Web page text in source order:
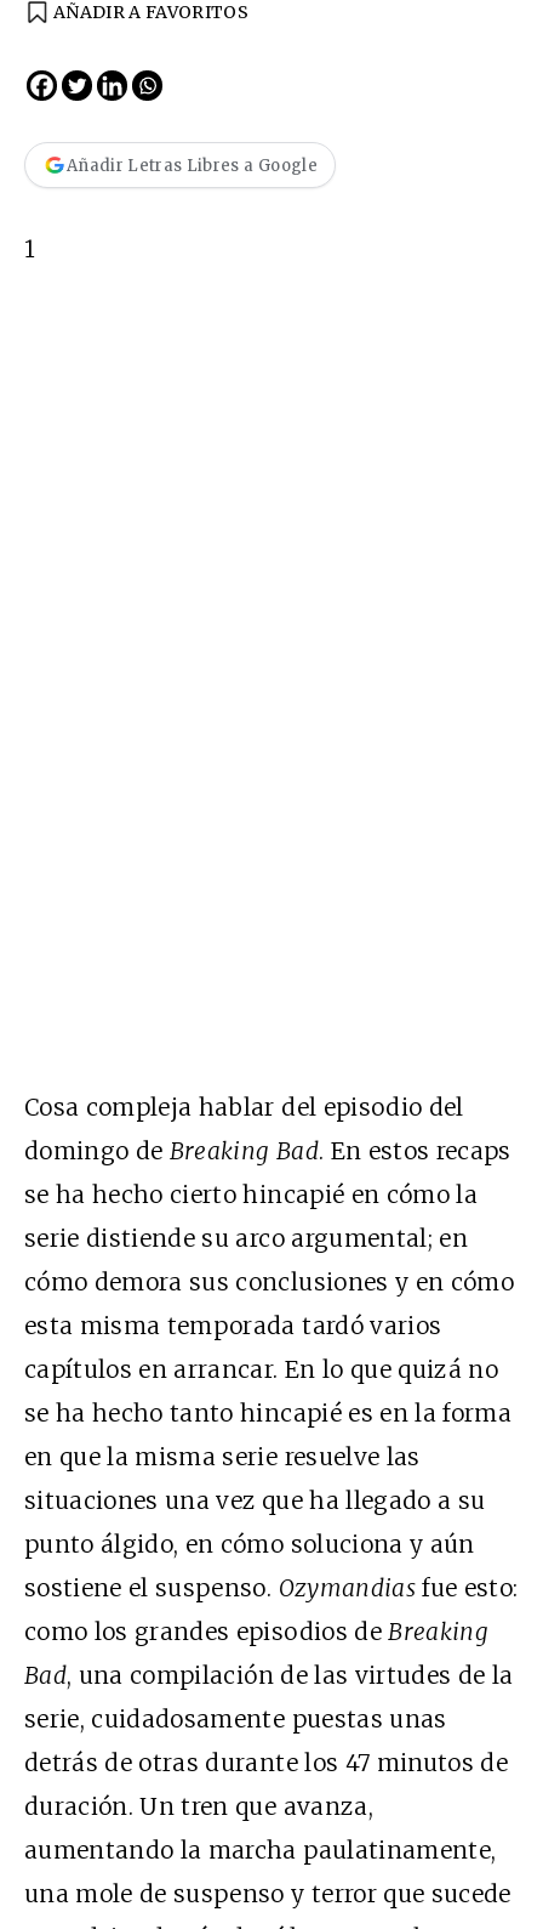
AÑADIR A FAVORITOS
Añadir Letras Libres a Google
1
Cosa compleja hablar del episodio del
domingo de Breaking Bad. En estos recaps
se ha hecho cierto hincapié en cómo la
serie distiende su arco argumental; en
cómo demora sus conclusiones y en cómo
esta misma temporada tardó varios
capítulos en arrancar. En lo que quizá no
se ha hecho tanto hincapié es en la forma
en que la misma serie resuelve las
situaciones una vez que ha llegado a su
punto álgido, en cómo soluciona y aún
sostiene el suspenso. Ozymandiasfue esto:
como los grandes episodios deBreaking
Bad, una compilación de las virtudes de la
serie, cuidadosamente puestas unas
detrás de otras durante los 47 minutos de
duración. Un tren que avanza,
aumentando la marcha paulatinamente,
una mole de suspenso y terror que sucede